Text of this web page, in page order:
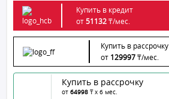
Купить в кредит
от51132₸/мес.
Купить в рассрочку
от 129997₸/мес.
Купить в рассрочку
от 64998 ₸ x 6 мес.